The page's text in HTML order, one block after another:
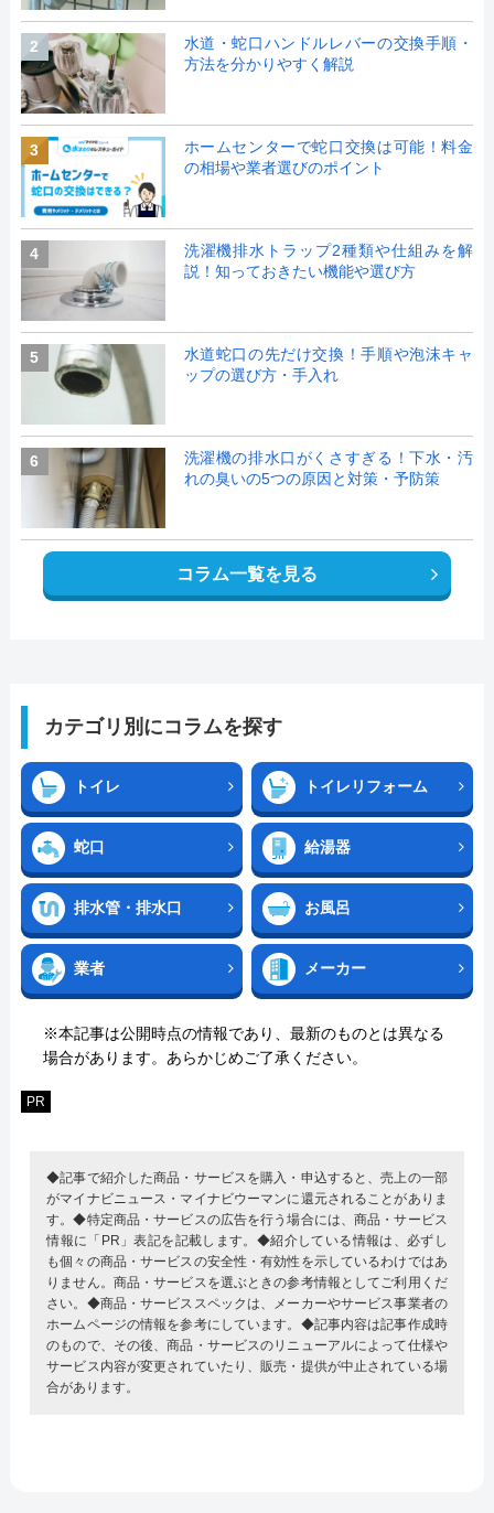
2
水道・蛇口ハンドルレバーの交換手順・
方法を分かりやすく解説
3
ホームセンターで蛇口交換は可能！料金
の相場や業者選びのポイント
4
洗濯機排水トラップ2種類や仕組みを解
説！知っておきたい機能や選び方
5
水道蛇口の先だけ交換！手順や泡沫キャ
ップの選び方・手入れ
6
洗濯機の排水口がくさすぎる！下水・汚
れの臭いの5つの原因と対策・予防策
コラム一覧を見る
カテゴリ別にコラムを探す
トイレ トイレリフォーム
蛇口 給湯器
排水管・排水口 お風呂
業者 メーカー
※本記事は公開時点の情報であり、最新のものとは異なる
場合があります。あらかじめご了承ください。
PR
◆記事で紹介した商品・サービスを購入・申込すると、売上の一部
がマイナビニュース・マイナビウーマンに還元されることがありま
す。◆特定商品・サービスの広告を行う場合には、商品・サービス
情報に「PR」表記を記載します。◆紹介している情報は、必ずし
も個々の商品・サービスの安全性・有効性を示しているわけではあ
りません。商品・サービスを選ぶときの参考情報としてご利用くだ
さい。◆商品・サービススペックは、メーカーやサービス事業者の
ホームページの情報を参考にしています。◆記事内容は記事作成時
のもので、その後、商品・サービスのリニューアルによって仕様や
サービス内容が変更されていたり、販売・提供が中止されている場
合があります。